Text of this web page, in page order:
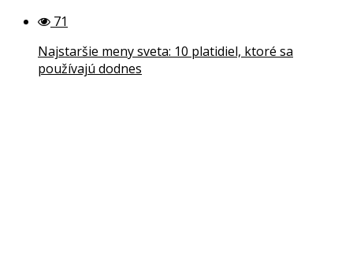
71
Najstaršie meny sveta: 10 platidiel, ktoré sa
používajú dodnes